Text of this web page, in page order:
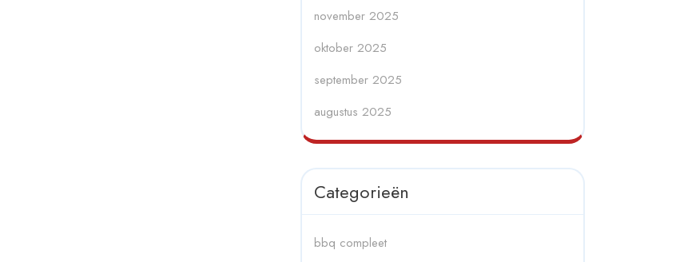
november 2025
oktober 2025
september 2025
augustus 2025
Categorieën
bbq compleet